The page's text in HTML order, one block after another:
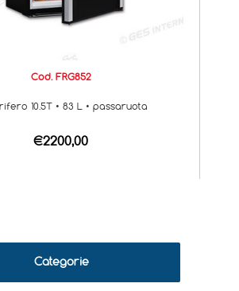
Cod. FRG852
10.5T • 83 L • passaruota
€2200,00
Categorie